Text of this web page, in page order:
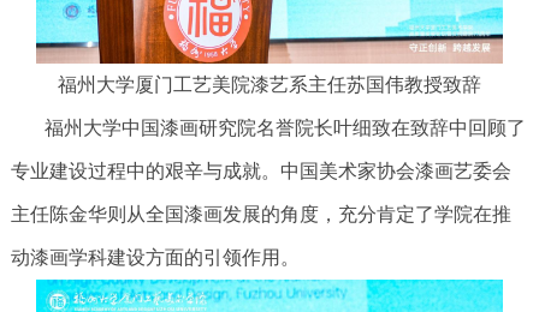
福州大学厦门工艺美院漆艺系主任苏国伟教授致辞
福州大学中国漆画研究院名誉院长叶细致在致辞中回顾了
专业建设过程中的艰辛与成就。中国美术家协会漆画艺委会
主任陈金华则从全国漆画发展的角度，充分肯定了学院在推
动漆画学科建设方面的引领作用。